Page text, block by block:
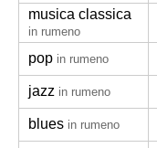
musica classica
in rumeno
pop in rumeno
jazz in rumeno
blues in rumeno